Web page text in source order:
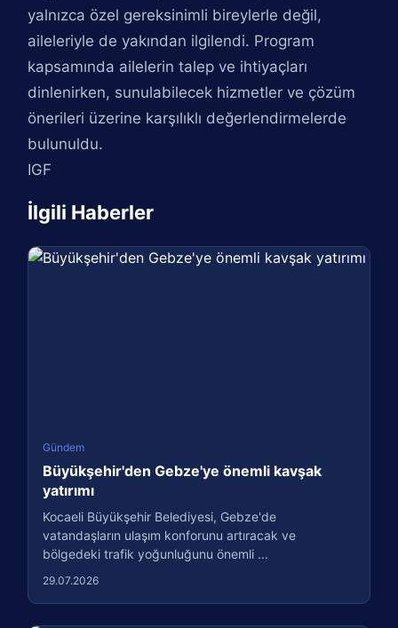
yalnızca özel gereksinimli bireylerle değil,
aileleriyle de yakından ilgilendi. Program
kapsamında ailelerin talep ve ihtiyaçları
dinlenirken, sunulabilecek hizmetler ve çözüm
önerileri üzerine karşılıklı değerlendirmelerde
bulunuldu.
IGF
İlgili Haberler
Gündem
Büyükşehir'den Gebze'ye önemli kavşak
yatırımı
Kocaeli Büyükşehir Belediyesi, Gebze'de
vatandaşların ulaşım konforunu artıracak ve
bölgedeki trafik yoğunluğunu önemli ...
29.07.2026